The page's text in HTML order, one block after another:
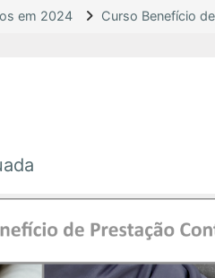
em 2024 Curso Benefício